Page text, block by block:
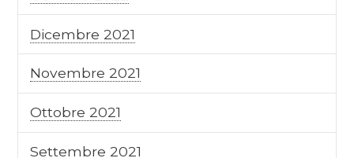
Dicembre 2021
Novembre 2021
Ottobre 2021
Settembre 2021